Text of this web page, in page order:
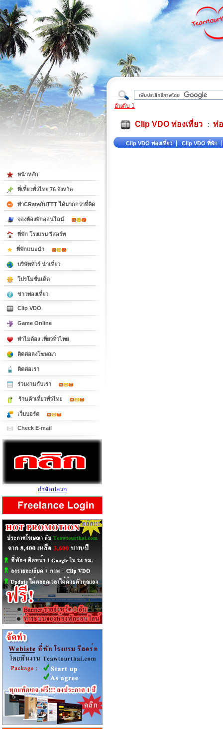
ต้
อันดับ 1
Clip VDO ท่องเที่ยว : ท่
Clip VDO ท่องเที่ยว Clip VDO ที่พัก
หน้าหลัก
ที่เที่ยวทั่วไทย 76 จังหวัด
ทำCRateกับTTT ได้มากกว่าที่คิด
จองห้องพักออนไลน์
ที่พัก โรงแรม รีสอร์ท
ที่พักแนะนำ
บริษัททัวร์ นำเที่ยว
โปรโมชั่นเด็ด
ข่าวท่องเที่ยว
Clip VDO
Game Online
ทำไมต้อง เที่ยวทั่วไทย
ติดต่อลงโฆษณา
ติดต่อเรา
ร่วมงานกับเรา
ร้านค้าเที่ยวทั่วไทย
เว็บบอร์ด
Check E-mail
กำจัดปลวก